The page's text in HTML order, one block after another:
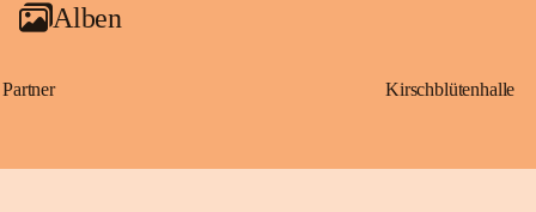
Alben
Partner Kirschblütenhalle